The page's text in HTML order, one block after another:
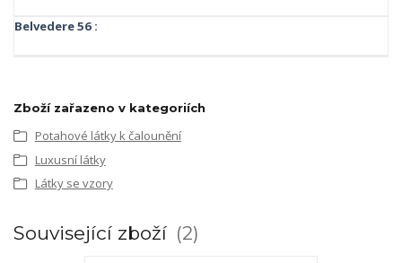
Belvedere 56 :
Zboží zařazeno v kategoriích
Potahové látky k čalounění
Luxusní látky
Látky se vzory
Související zboží 2